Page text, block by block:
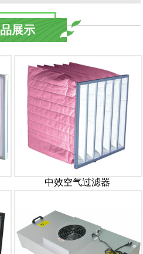
展示
中效空气过滤器